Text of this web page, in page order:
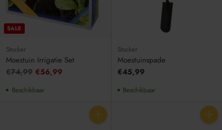
SALE
Stocker
Moestuin Irrigatie Set
Adviesprijs
€74,99 €56,99
Beschikbaar
Stocker
Moestuinspade
€45,99
Beschikbaar
Aantal Aantal